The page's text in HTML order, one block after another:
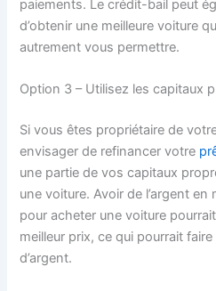
paiements. Le crédit-bail peut
d’obtenir une meilleure voiture
autrement vous permettre.
Option 3 – Utilisez les capitaux
Si vous êtes propriétaire de
envisager de refinancer votre
une partie de vos capitaux
une voiture. Avoir de l’argent
pour acheter une voiture
meilleur prix, ce qui pourrait
d’argent.